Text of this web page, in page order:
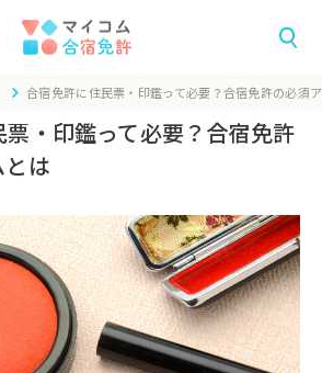
合宿免許に住民票・印鑑って必要？合宿免許の必須
・印鑑って必要？合宿免許
は